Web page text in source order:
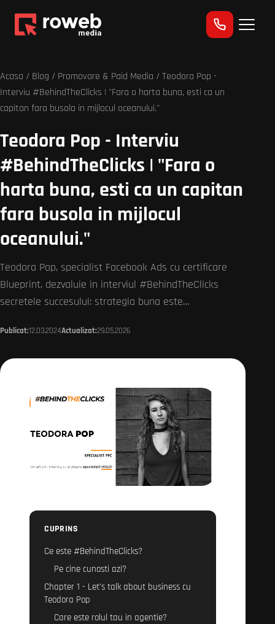
Acasa / Blog / Promovare & Paid Media / Teodora Pop -
Interviu #BehindTheClicks | "Fara o harta buna, esti ca un
capitan fara busola in mijlocul oceanului."
Teodora Pop - Interviu
#BehindTheClicks | "Fara o
harta buna, esti ca un capitan
fara busola in mijlocul
oceanului."
Teodora Pop, specialist Facebook Ads cu certificare
Blueprint, dezvaluie in interviul #BehindTheClicks
secretele succesului: strategia buna este…
Publicat:12.03.2024Actualizat:29.05.2026
CUPRINS
Ce este #BehindTheClicks?
Pe cine cunosti azi?
Chapter 1 - Let’s talk about business cu
Teodora Pop
Care este rolul tau in agentie?